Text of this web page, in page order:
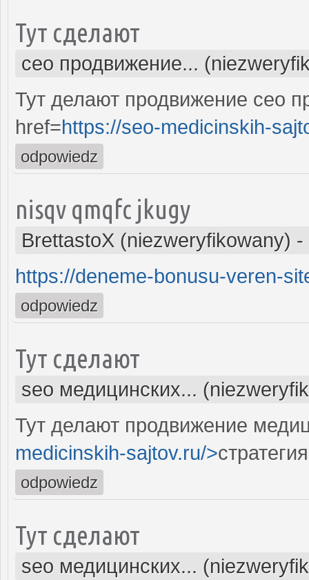
Тут сделают
сео продвижение...
Тут делают продвижение сео
href=https://seo-medicinskih-
odpowiedz
nisqv qmqfc jkugy
BrettastoX (niezweryfikowany) -
https://deneme-bonusu-veren-
odpowiedz
Тут сделают
seo медицинских...
Тут делают продвижение
medicinskih-sajtov.ru/>
odpowiedz
Тут сделают
seo медицинских...